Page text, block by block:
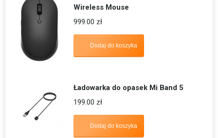
Wireless Mouse
999.00 zł
Dodaj do koszyka
Ładowarka do opasek Mi Band 5
199.00 zł
Dodaj do koszyka